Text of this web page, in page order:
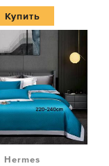
Купить
Hermes